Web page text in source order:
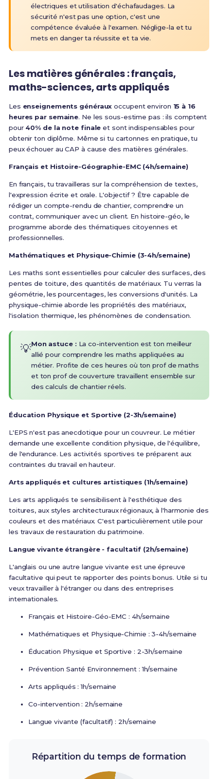
électriques et utilisation d'échafaudages. La
sécurité n'est pas une option, c'est une
compétence évaluée à l'examen. Néglige-la et tu
mets en danger ta réussite et ta vie.
Les matières générales : français,
maths-sciences, arts appliqués
Les enseignements généraux occupent environ 15 à 16
heures par semaine. Ne les sous-estime pas : ils comptent
pour 40% de la note finale et sont indispensables pour
obtenir ton diplôme. Même si tu cartonnes en pratique, tu
peux échouer au CAP à cause des matières générales.
Français et Histoire-Géographie-EMC (4h/semaine)
En français, tu travailleras sur la compréhension de textes,
l'expression écrite et orale. L'objectif ? Être capable de
rédiger un compte-rendu de chantier, comprendre un
contrat, communiquer avec un client. En histoire-géo, le
programme aborde des thématiques citoyennes et
professionnelles.
Mathématiques et Physique-Chimie (3-4h/semaine)
Les maths sont essentielles pour calculer des surfaces, des
pentes de toiture, des quantités de matériaux. Tu verras la
géométrie, les pourcentages, les conversions d'unités. La
physique-chimie aborde les propriétés des matériaux,
l'isolation thermique, les phénomènes de condensation.
💡Mon astuce : La co-intervention est ton meilleur
allié pour comprendre les maths appliquées au
métier. Profite de ces heures où ton prof de maths
et ton prof de couverture travaillent ensemble sur
des calculs de chantier réels.
Éducation Physique et Sportive (2-3h/semaine)
L'EPS n'est pas anecdotique pour un couvreur. Le métier
demande une excellente condition physique, de l'équilibre,
de l'endurance. Les activités sportives te préparent aux
contraintes du travail en hauteur.
Arts appliqués et cultures artistiques (1h/semaine)
Les arts appliqués te sensibilisent à l'esthétique des
toitures, aux styles architecturaux régionaux, à l'harmonie des
couleurs et des matériaux. C'est particulièrement utile pour
les travaux de restauration du patrimoine.
Langue vivante étrangère - facultatif (2h/semaine)
L'anglais ou une autre langue vivante est une épreuve
facultative qui peut te rapporter des points bonus. Utile si tu
veux travailler à l'étranger ou dans des entreprises
internationales.
Français et Histoire-Géo-EMC : 4h/semaine
Mathématiques et Physique-Chimie : 3-4h/semaine
Éducation Physique et Sportive : 2-3h/semaine
Prévention Santé Environnement : 1h/semaine
Arts appliqués : 1h/semaine
Co-intervention : 2h/semaine
Langue vivante (facultatif) : 2h/semaine
Répartition du temps de formation